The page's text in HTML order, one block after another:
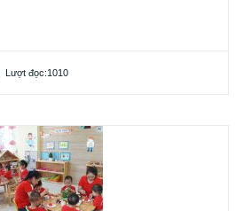
Lượt đọc:1010